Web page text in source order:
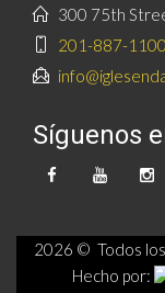
300 75th
201-887-
Síguenos
2026 © Todos
Hecho por: